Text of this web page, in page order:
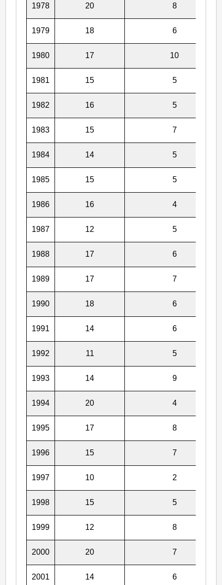
1978 20 8
1979 18 6
1980 17 10
1981 15 5
1982 16 5
1983 15 7
1984 14 5
1985 15 5
1986 16 4
1987 12 5
1988 17 6
1989 17 7
1990 18 6
1991 14 6
1992 11 5
1993 14 9
1994 20 4
1995 17 8
1996 15 7
1997 10 2
1998 15 5
1999 12 8
2000 20 7
2001 14 6